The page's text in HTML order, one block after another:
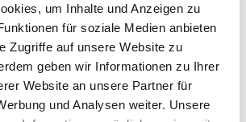
um Inhalte und Anzeigen zu
für soziale Medien anbieten
Zugriffe auf unsere Website zu
geben wir Informationen zu Ihrer
Website an unsere Partner für
und Analysen weiter. Unsere
bis 1GHz und mehr
Analyse, Mixed-Signal
Oszilloskope
Tastköpfe
Zubehör
Technologies